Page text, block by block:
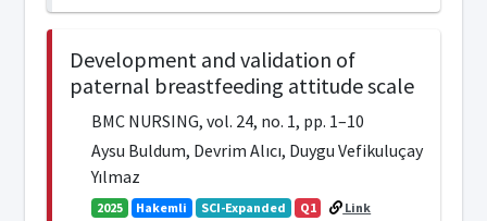
Development and validation of
paternal breastfeeding attitude scale
BMC NURSING, vol. 24, no. 1, pp. 1–10
Aysu Buldum, Devrim Alıcı, Duygu Vefikuluçay
Yılmaz
2025 Hakemli SCI-Expanded Q1 Link